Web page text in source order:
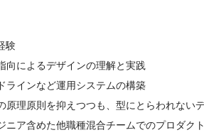
験
向によるデザインの理解と実践
ラインなど運用システムの構築
原理原則を抑えつつも、型にとらわれない
ニア含めた他職種混合チームでのプロダク